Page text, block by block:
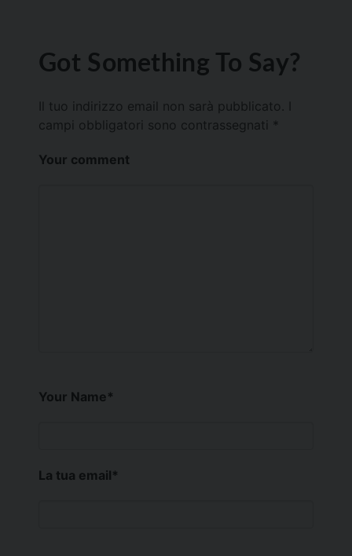
Got Something To Say?
Il tuo indirizzo email non sarà pubblicato.
campi obbligatori sono contrassegnati *
Your comment
Your Name*
La tua email*